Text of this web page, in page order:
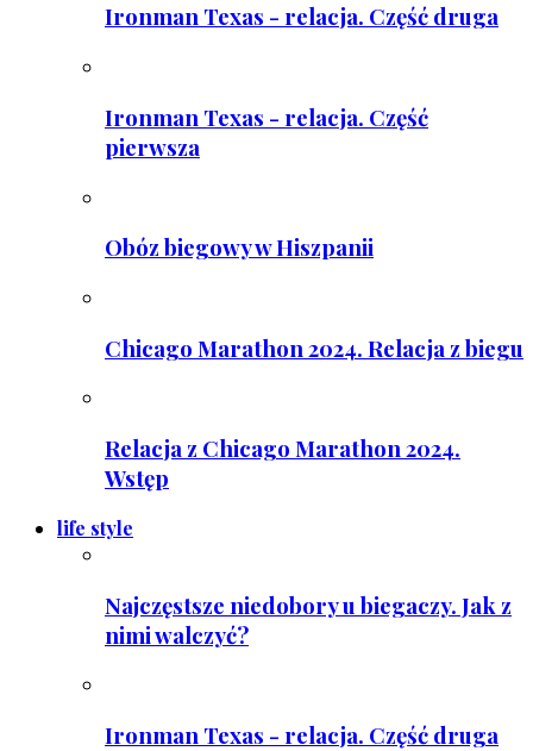
Ironman Texas - relacja. Część druga
Ironman Texas - relacja. Część
pierwsza
Obóz biegowy w Hiszpanii
Chicago Marathon 2024. Relacja z biegu
Relacja z Chicago Marathon 2024.
Wstęp
life style
Najczęstsze niedobory u biegaczy. Jak z
nimi walczyć?
Ironman Texas - relacja. Część druga